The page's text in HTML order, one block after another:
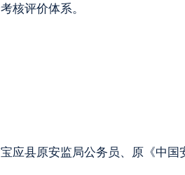
核评价体系。
县原安监局公务员、原《中国